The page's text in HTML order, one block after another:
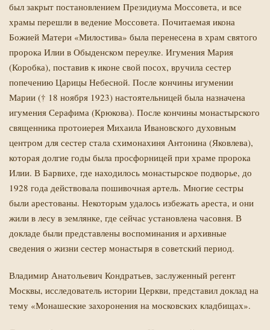
был закрыт постановлением Президиума Моссовета, и все
храмы перешли в ведение Моссовета. Почитаемая икона
Божией Матери «Милостива» была перенесена в храм святого
пророка Илии в Обыденском переулке. Игумения Мария
(Коробка), поставив к иконе свой посох, вручила сестер
попечению Царицы Небесной. После кончины игумении
Марии († 18 ноября 1923) настоятельницей была назначена
игумения Серафима (Крюкова). После кончины монастырского
священника протоиерея Михаила Ивановского духовным
центром для сестер стала схимонахиня Антонина (Яковлева),
которая долгие годы была просфорницей при храме пророка
Илии. В Барвихе, где находилось монастырское подворье, до
1928 года действовала пошивочная артель. Многие сестры
были арестованы. Некоторым удалось избежать ареста, и они
жили в лесу в землянке, где сейчас установлена часовня. В
докладе были представлены воспоминания и архивные
сведения о жизни сестер монастыря в советский период.
Владимир Анатольевич Кондратьев, заслуженный регент
Москвы, исследователь истории Церкви, представил доклад на
тему «Монашеские захоронения на московских кладбищах».